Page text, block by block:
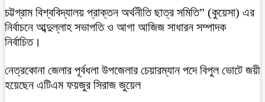
চট্টগ্রাম বিশ্ববিদ্যালয় প্রাক্তন অর্থনীতি ছাত্র সমিতি” (কুয়েসা) এর
নির্বাচনে আব্দুল্লাহ সভাপতি ও আগা আজিজ সাধারন সম্পাদক
নির্বাচিত।
নেত্রকোনা জেলার পূর্বধলা উপজেলার চেয়ারম্যান পদে বিপুল ভোটে জয়ী
হয়েছেন এটিএম ফয়জুর সিরাজ জুয়েল